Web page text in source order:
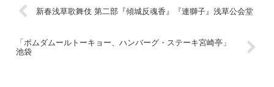
新春浅草歌舞伎 第二部『傾城反魂香』『連獅子』浅草公会堂
「ポムダムールトーキョー、ハンバーグ・ステーキ宮崎亭」
池袋